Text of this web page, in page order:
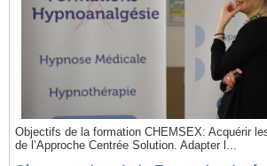
Objectifs de la formation CHEMSEX: Acquérir
de l’Approche Centrée Solution. Adapter l...